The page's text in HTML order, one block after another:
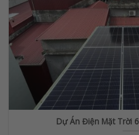
Dự Án Điện Mặt Trời